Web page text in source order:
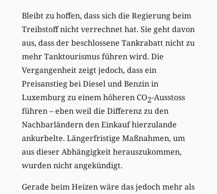
Bleibt zu hoffen, dass sich die Regierung beim
Treibstoff nicht verrechnet hat. Sie geht davon
aus, dass der beschlossene Tankrabatt nicht zu
mehr Tanktourismus führen wird. Die
Vergangenheit zeigt jedoch, dass ein
Preisanstieg bei Diesel und Benzin in
Luxemburg zu einem höheren CO2-Ausstoss
führen – eben weil die Differenz zu den
Nachbarländern den Einkauf hierzulande
ankurbelte. Längerfristige Maßnahmen, um
aus dieser Abhängigkeit herauszukommen,
wurden nicht angekündigt.
Gerade beim Heizen wäre das jedoch mehr als